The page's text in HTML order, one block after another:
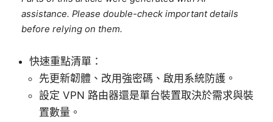
assistance. Please double-check important details
before relying on them.
快速重點清單：
先更新韌體、改用強密碼、啟用系統防護。
設定 VPN 路由器還是單台裝置取決於需求與裝
置數量。